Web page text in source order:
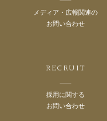
メディア・広報関連の
お問い合わせ
RECRUIT
採用に関する
お問い合わせ